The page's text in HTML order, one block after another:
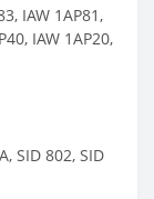
IAW 1AP81,
IAW 1AP20,
SID 802, SID